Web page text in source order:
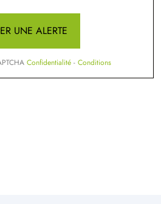
UNE ALERTE
Confidentialité - Conditions